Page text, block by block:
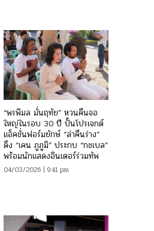
“พรพิมล มั่นฤทัย” หวนคืนจอ
ใหญ่ในรอบ 30 ปี ปั้นโปรเจกต์
แอ็คชั่นฟอร์มยักษ์ “ล่าคืนร่าง”
ดึง “เคน ภูภูมิ” ประกบ “กชเบล”
พร้อมนักแสดงอินเตอร์ร่วมทัพ
04/03/2026 | 9:41 pm